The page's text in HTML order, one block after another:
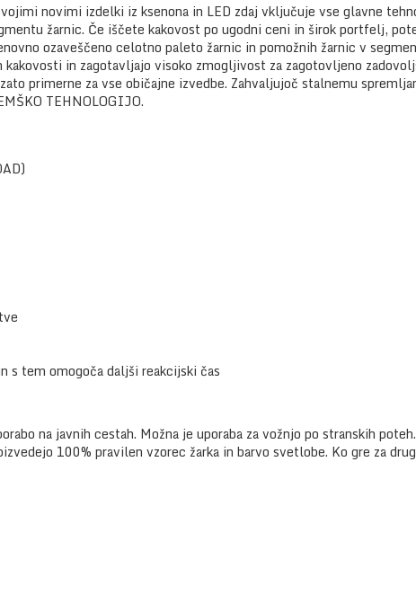
novimi izdelki iz ksenona in LED zdaj vključuje vse glavne
žarnic. Če iščete kakovost po ugodni ceni in širok portfelj,
ozaveščeno celotno paleto žarnic in pomožnih žarnic v
in zagotavljajo visoko zmogljivost za zagotovljeno
primerne za vse običajne izvedbe. Zahvaljujoč stalnemu
TEHNOLOGIJO.
s tem omogoča daljši reakcijski čas
na javnih cestah. Možna je uporaba za vožnjo po stranskih
100% pravilen vzorec žarka in barvo svetlobe. Ko gre za